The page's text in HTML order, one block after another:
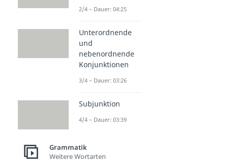
2/4 – Dauer: 04:25
Unterordnende
und
nebenordnende
Konjunktionen
3/4 – Dauer: 03:26
Subjunktion
4/4 – Dauer: 03:39
Grammatik
Weitere Wortarten